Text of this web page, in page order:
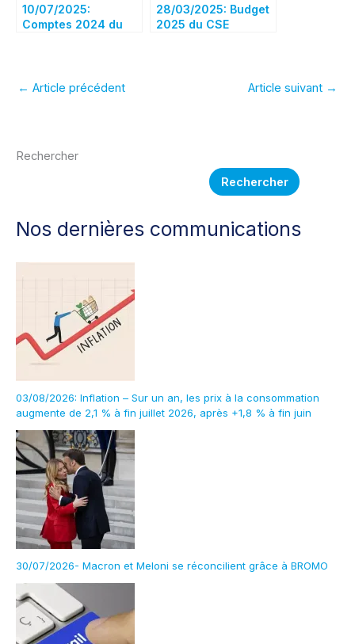
10/07/2025:
Comptes 2024 du
28/03/2025: Budget
2025 du CSE
← Article précédent Article suivant →
Rechercher
Rechercher
Nos dernières communications
03/08/2026: Inflation – Sur un an, les prix à la consommation
augmente de 2,1 % à fin juillet 2026, après +1,8 % à fin juin
30/07/2026- Macron et Meloni se réconcilient grâce à BROMO